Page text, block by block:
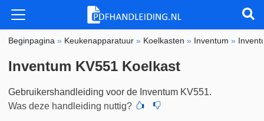
Beginpagina » Keukenapparatuur » Koelkasten » Inventum »
Inventum KV551 Koelkast
Gebruikershandleiding voor de Inventum KV551.
Was deze handleiding nuttig?